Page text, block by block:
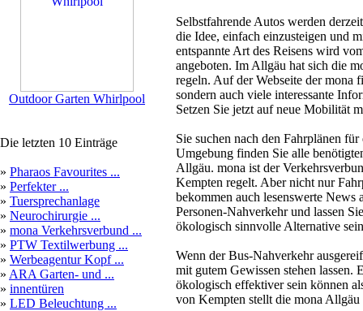
Outdoor Garten Whirlpool
Die letzten 10 Einträge
» Pharaos Favourites ...
» Perfekter ...
» Tuersprechanlage
» Neurochirurgie ...
» mona Verkehrsverbund ...
» PTW Textilwerbung ...
» Werbeagentur Kopf ...
» ARA Garten- und ...
» innentüren
» LED Beleuchtung ...
Selbstfahrende Autos werden
die Idee, einfach einzusteigen und
entspannte Art des Reisens wird
angeboten. Im Allgäu hat sich die
regeln. Auf der Webseite der mona
sondern auch viele interessante
Setzen Sie jetzt auf neue Mobilität
Sie suchen nach den Fahrplänen
Umgebung finden Sie alle
Allgäu. mona ist der
Kempten regelt. Aber nicht nur
bekommen auch lesenswerte News
Personen-Nahverkehr und lassen
ökologisch sinnvolle Alternative
Wenn der Bus-Nahverkehr
mit gutem Gewissen stehen lassen.
ökologisch effektiver sein können
von Kempten stellt die mona Allgäu